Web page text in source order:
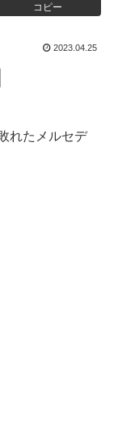
コピー
2023.04.25
れたメルセデ